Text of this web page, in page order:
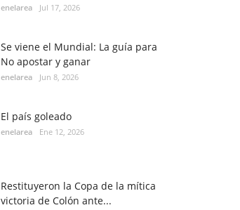
enelarea Jul 17, 2026
Se viene el Mundial: La guía para
No apostar y ganar
enelarea Jun 8, 2026
El país goleado
enelarea Ene 12, 2026
Restituyeron la Copa de la mítica
victoria de Colón ante...